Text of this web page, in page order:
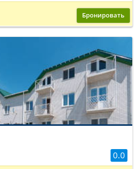
Бронировать
0.0